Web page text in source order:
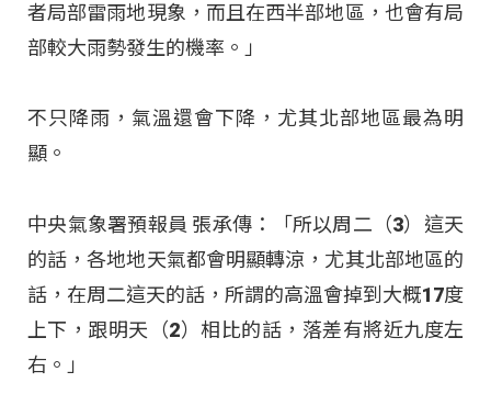
者局部雷雨地現象，而且在西半部地區，也會有局
部較大雨勢發生的機率。」​
不只降雨，氣溫還會下降，尤其北部地區最為明
顯。
中央氣象署預報員 張承傳：「所以周二（3）這天
的話，各地地天氣都會明顯轉涼，尤其北部地區的
話，在周二這天的話，所謂的高溫會掉到大概17度
上下，跟明天（2）相比的話，落差有將近九度左
右。」​